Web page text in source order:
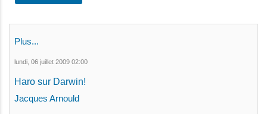
Plus...
lundi, 06 juillet 2009 02:00
Haro sur Darwin!
Jacques Arnould